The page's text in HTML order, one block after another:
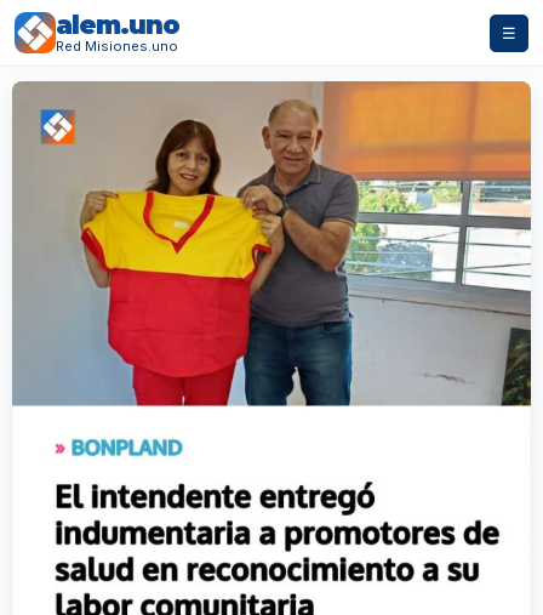
alem.uno
Red Misiones.uno
☰